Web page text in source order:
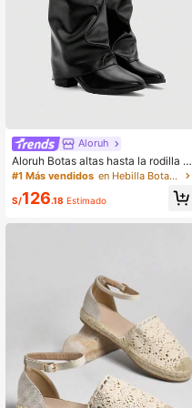
Aloruh
Aloruh Botas altas hasta la rodilla si
n cordones de cuero vegano para o
minimalistas y versátiles, botas par
#1 Más vendidos en Hebilla Botas de moda para mujer
S/126.18 Estimado